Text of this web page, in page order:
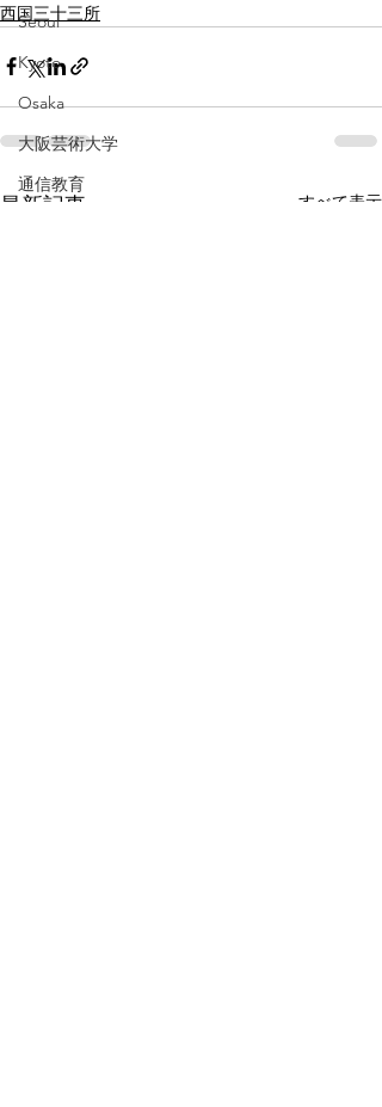
Seoul
Kyoto
Osaka
大阪芸術大学
通信教育
西国三十三所
最新記事 すべて表示